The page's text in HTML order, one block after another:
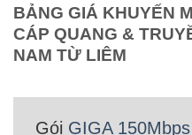
BẢNG GIÁ KHUYẾN
CÁP QUANG &
NAM TỪ LIÊM
Gói GIGA 150Mbps